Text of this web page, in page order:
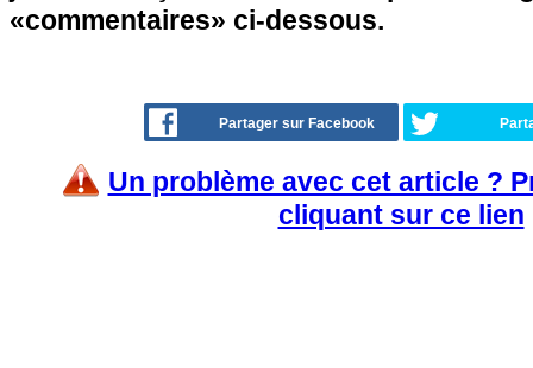
«commentaires» ci-dessous.
Partager sur Facebook
Un problème avec cet article ?
cliquant sur ce lien